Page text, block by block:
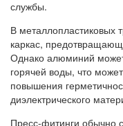
службы.
В металлопластиковых
каркас,
Однако алюминий
горячей воды, что
повышения
диэлектрического
Пресс-фитинги обычно